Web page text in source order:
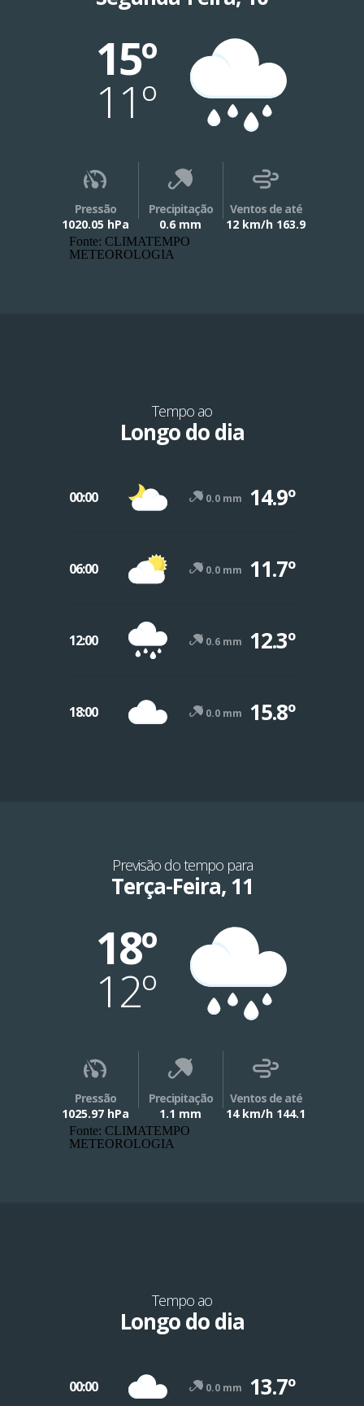
15º
11º
Pressão
1020.05 hPa
Precipitação
0.6 mm
Ventos de até
12 km/h 163.9
Fonte: CLIMATEMPO
METEOROLOGIA
Tempo ao
Longo do dia
00:00 0.0 mm 14.9º
06:00 0.0 mm 11.7º
12:00 0.6 mm 12.3º
18:00 0.0 mm 15.8º
Previsão do tempo para
Terça-Feira, 11
18º
12º
Pressão
1025.97 hPa
Precipitação
1.1 mm
Ventos de até
14 km/h 144.1
Fonte: CLIMATEMPO
METEOROLOGIA
Tempo ao
Longo do dia
00:00 0.0 mm 13.7º